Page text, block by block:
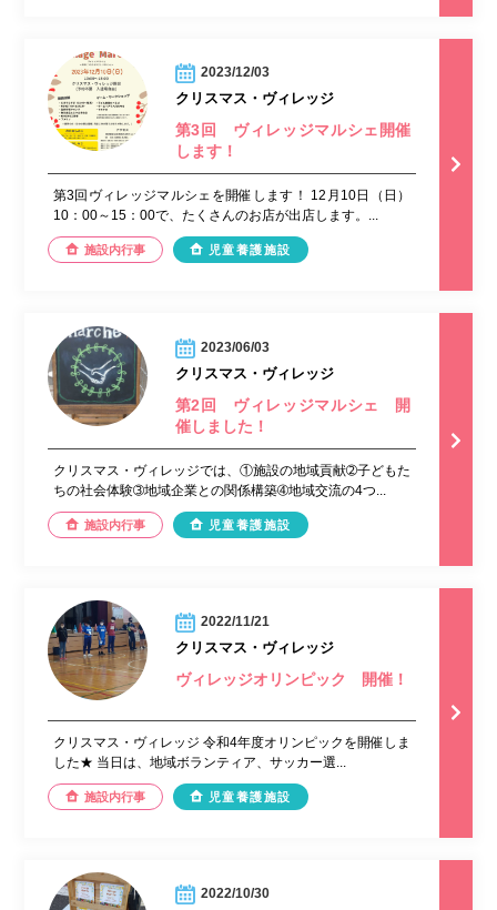
2023/12/03
クリスマス・ヴィレッジ
第3回 ヴィレッジマルシェ開催
します！
第3回ヴィレッジマルシェを開催します！ 12月10日（日）
10：00～15：00で、たくさんのお店が出店します。...
施設内行事 児童養護施設
2023/06/03
クリスマス・ヴィレッジ
第2回 ヴィレッジマルシェ 開
催しました！
クリスマス・ヴィレッジでは、①施設の地域貢献➁子どもた
ちの社会体験➂地域企業との関係構築➃地域交流の4つ...
施設内行事 児童養護施設
2022/11/21
クリスマス・ヴィレッジ
ヴィレッジオリンピック 開催！
クリスマス・ヴィレッジ 令和4年度オリンピックを開催しま
した★ 当日は、地域ボランティア、サッカー選...
施設内行事 児童養護施設
2022/10/30